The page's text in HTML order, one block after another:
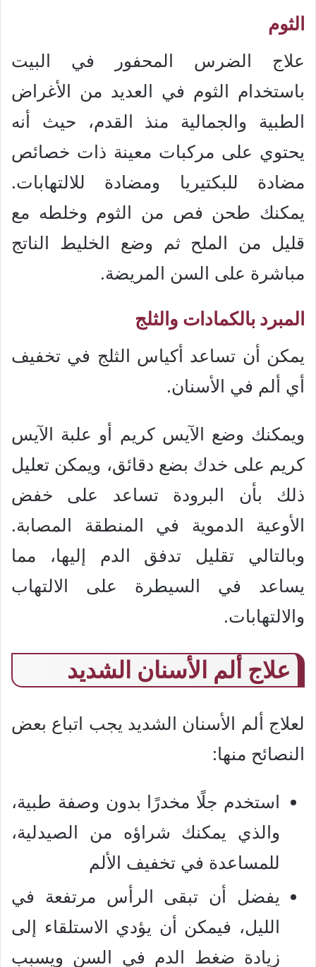
الثوم
علاج الضرس المحفور في البيت
باستخدام الثوم في العديد من الأغراض
الطبية والجمالية منذ القدم، حيث أنه
يحتوي على مركبات معينة ذات خصائص
مضادة للبكتيريا ومضادة للالتهابات.
يمكنك طحن فص من الثوم وخلطه مع
قليل من الملح ثم وضع الخليط الناتج
مباشرة على السن المريضة.
المبرد بالكمادات والثلج
يمكن أن تساعد أكياس الثلج في تخفيف
أي ألم في الأسنان.
ويمكنك وضع الآيس كريم أو علبة الآيس
كريم على خدك بضع دقائق، ويمكن تعليل
ذلك بأن البرودة تساعد على خفض
الأوعية الدموية في المنطقة المصابة.
وبالتالي تقليل تدفق الدم إليها، مما
يساعد في السيطرة على الالتهاب
والالتهابات.
علاج ألم الأسنان الشديد
لعلاج ألم الأسنان الشديد يجب اتباع بعض
النصائح منها:
استخدم جلًا مخدرًا بدون وصفة طبية،
والذي يمكنك شراؤه من الصيدلية،
للمساعدة في تخفيف الألم
يفضل أن تبقى الرأس مرتفعة في
الليل، فيمكن أن يؤدي الاستلقاء إلى
زيادة ضغط الدم في السن ويسبب